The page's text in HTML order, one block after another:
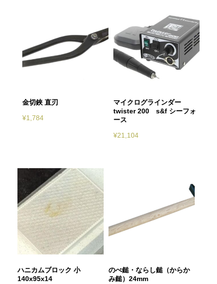
金切鋏 直刃
¥1,784
マイクログラインダー
twister 200 s&f シーフォ
ース
¥21,104
ハニカムブロック 小
140x95x14
のべ鎚・ならし鎚（からか
み鎚）24mm